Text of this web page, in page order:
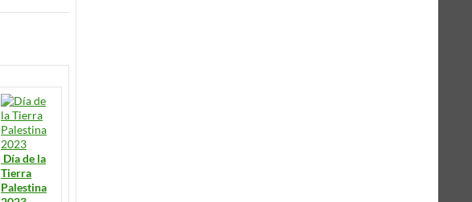
Día de la
Tierra
Palestina